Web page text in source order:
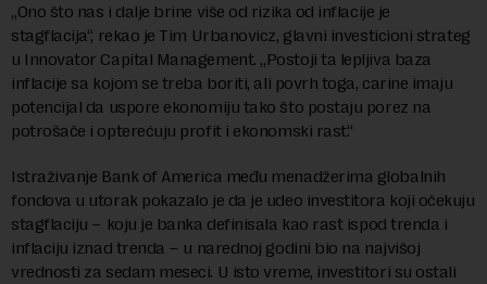
„Ono što nas i dalje brine više od rizika od inflacije je
stagflacija“, rekao je Tim Urbanovicz, glavni investicioni strateg
u Innovator Capital Management. „Postoji ta lepljiva baza
inflacije sa kojom se treba boriti, ali povrh toga, carine imaju
potencijal da uspore ekonomiju tako što postaju porez na
potrošače i opterećuju profit i ekonomski rast.“
Istraživanje Bank of America među menadžerima globalnih
fondova u utorak pokazalo je da je udeo investitora koji očekuju
stagflaciju – koju je banka definisala kao rast ispod trenda i
inflaciju iznad trenda – u narednoj godini bio na najvišoj
vrednosti za sedam meseci. U isto vreme, investitori su ostali